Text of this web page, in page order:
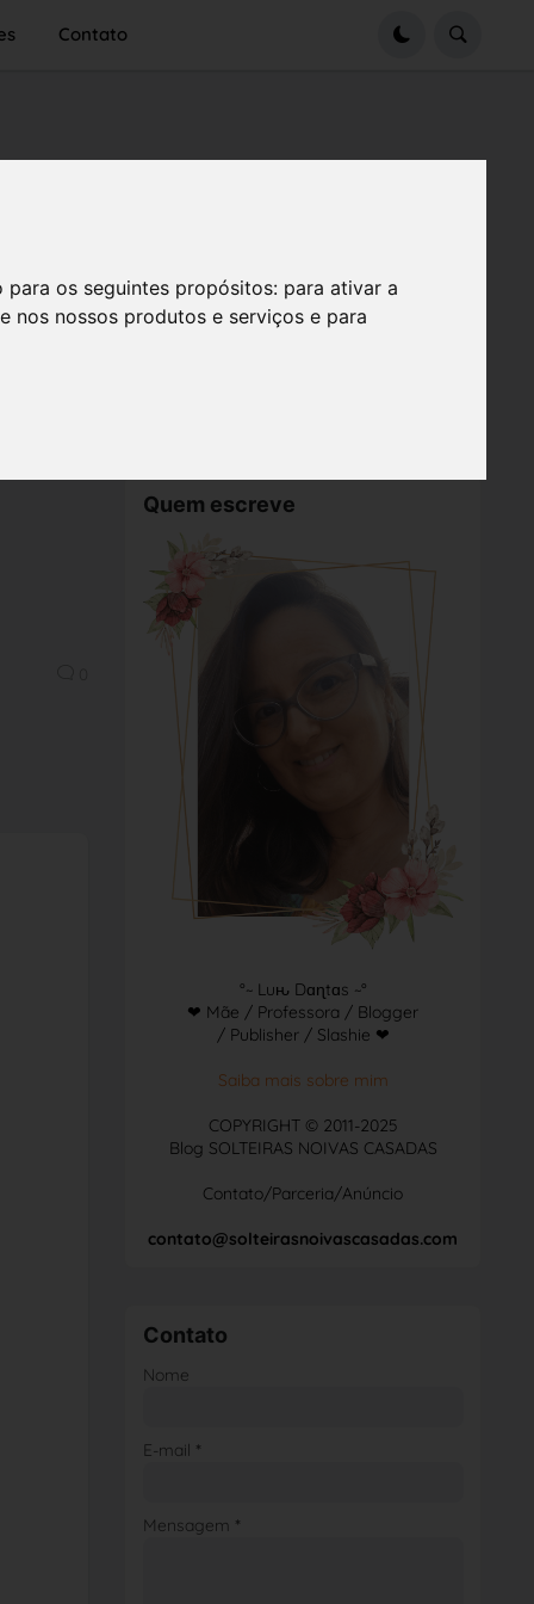
os seguintes propósitos: para ativar a
nos nossos produtos e serviços e para
Contato
Quem escreve
°~ Luԋ Dɑɳtɑs ~°
❤ Mãe / Professora / Blogger
/ Publisher / Slashie ❤
Saiba mais sobre mim
COPYRIGHT © 2011-2025
Blog SOLTEIRAS NOIVAS CASADAS
Contato/Parceria/Anúncio
contato@solteirasnoivascasadas.com
Contato
Nome
E-mail *
Mensagem *